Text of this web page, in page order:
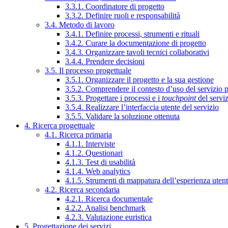
3.3.1. Coordinatore di progetto
3.3.2. Definire ruoli e responsabilità
3.4. Metodo di lavoro
3.4.1. Definire processi, strumenti e rituali
3.4.2. Curare la documentazione di progetto
3.4.3. Organizzare tavoli tecnici collaborativi
3.4.4. Prendere decisioni
3.5. Il processo progettuale
3.5.1. Organizzare il progetto e la sua gestione
3.5.2. Comprendere il contesto d’uso del servizio
3.5.3. Progettare i processi e i touchpointdel
3.5.4. Realizzare l’interfaccia utente del servizio
3.5.5. Validare la soluzione ottenuta
4. Ricerca progettuale
4.1. Ricerca primaria
4.1.1. Interviste
4.1.2. Questionari
4.1.3. Test di usabilità
4.1.4. Web analytics
4.1.5. Strumenti di mappatura dell’esperienza
4.2. Ricerca secondaria
4.2.1. Ricerca documentale
4.2.2. Analisi benchmark
4.2.3. Valutazione euristica
5. Progettazione dei servizi